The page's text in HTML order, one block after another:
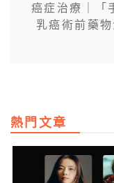
癌症治療｜「
乳癌術前藥
熱門文章